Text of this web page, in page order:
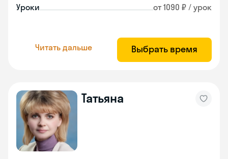
Уроки от 1090 ₽ / урок
Читать дальше Выбрать время
Татьяна